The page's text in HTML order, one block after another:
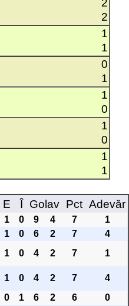
2
2
1
1
0
1
1
0
1
0
1
1
E Î Golav Pct Adevăr
1 0 9 4 7
1
1 0 6 2 7
4
1 0 4 2 7 1
1 0 4 2 7
4
0 1 6 2 6
0